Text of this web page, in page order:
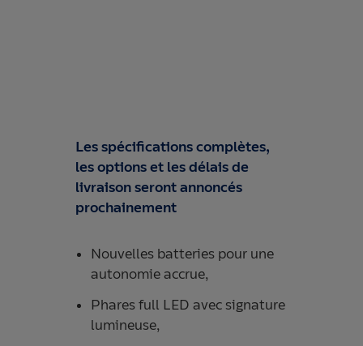
Les spécifications complètes,
les options et les délais de
livraison seront annoncés
prochainement
Nouvelles batteries pour une
autonomie accrue,
Phares full LED avec signature
lumineuse,